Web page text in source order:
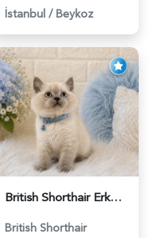
İstanbul / Beykoz
British Shorthair Erkek Bluepoint 2 Aylık - 4448
British Shorthair